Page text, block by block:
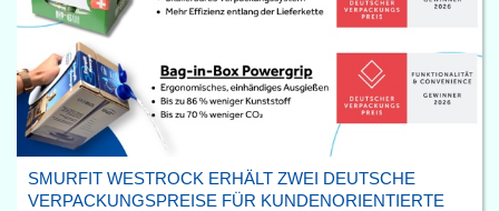
SMURFIT WESTROCK ERHÄLT ZWEI DEUTSCHE
VERPACKUNGSPREISE FÜR KUNDENORIENTIERTE